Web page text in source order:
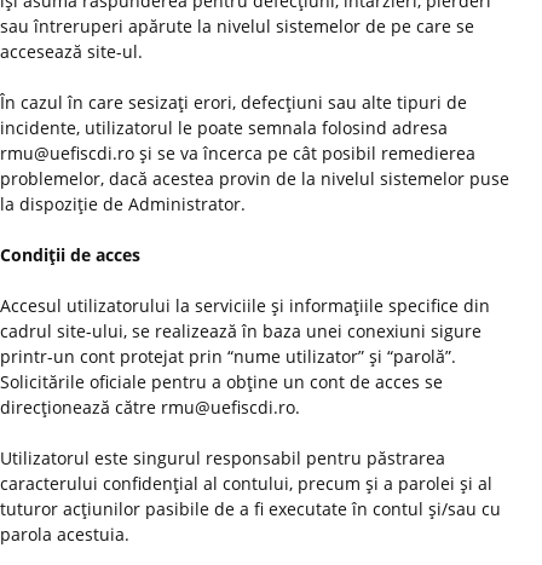
sau întreruperi apărute la nivelul sistemelor de pe care se
accesează site-ul.
În cazul în care sesizaţi erori, defecţiuni sau alte tipuri de
incidente, utilizatorul le poate semnala folosind adresa
rmu@uefiscdi.ro şi se va încerca pe cât posibil remedierea
problemelor, dacă acestea provin de la nivelul sistemelor puse
la dispoziţie de Administrator.
Condiţii de acces
Accesul utilizatorului la serviciile şi informaţiile specifice din
cadrul site-ului, se realizează în baza unei conexiuni sigure
printr-un cont protejat prin “nume utilizator” şi “parolă”.
Solicitările oficiale pentru a obţine un cont de acces se
direcţionează către rmu@uefiscdi.ro.
Utilizatorul este singurul responsabil pentru păstrarea
caracterului confidenţial al contului, precum şi a parolei şi al
tuturor acţiunilor pasibile de a fi executate în contul şi/sau cu
parola acestuia.